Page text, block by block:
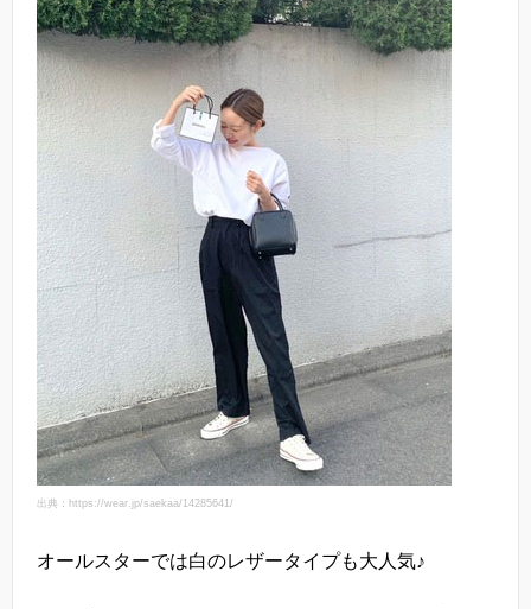
出典：https://wear.jp/saekaa/14285641/
オールスターでは白のレザータイプも大人気♪